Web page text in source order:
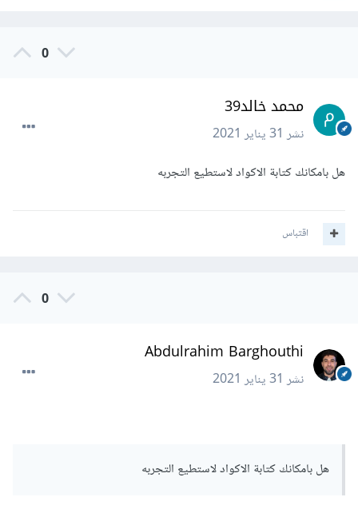
0
محمد خالد39
نشر31 يناير 2021
هل بامكانك كتابة الاكواد لاستطيع التجربه
اقتباس
0
Abdulrahim Barghouthi
نشر31 يناير 2021
هل بامكانك كتابة الاكواد لاستطيع التجربه